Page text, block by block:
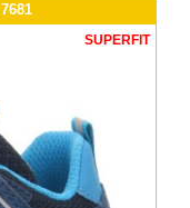
SUPERFIT